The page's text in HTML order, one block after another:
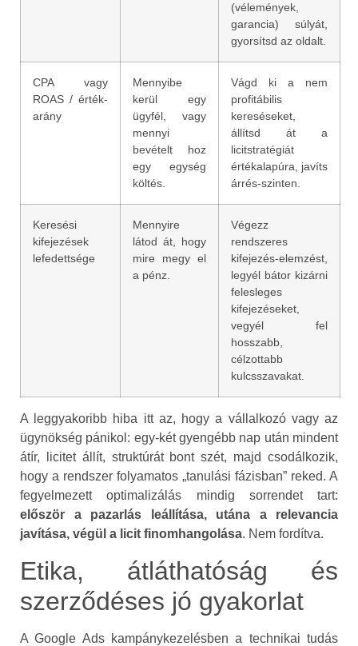
(vélemények,
garancia) súlyát,
gyorsítsd az oldalt.
CPA vagy
ROAS / érték-
arány
Mennyibe
kerül egy
ügyfél, vagy
mennyi
bevételt hoz
egy egység
költés.
Vágd ki a nem
profitábilis
kereséseket,
állítsd át a
licitstratégiát
értékalapúra, javíts
árrés-szinten.
Keresési
kifejezések
lefedettsége
Mennyire
látod át, hogy
mire megy el
a pénz.
Végezz
rendszeres
kifejezés-elemzést,
legyél bátor kizárni
felesleges
kifejezéseket,
vegyél fel
hosszabb,
célzottabb
kulcsszavakat.
A leggyakoribb hiba itt az, hogy a vállalkozó vagy az
ügynökség pánikol: egy-két gyengébb nap után mindent
átír, licitet állít, struktúrát bont szét, majd csodálkozik,
hogy a rendszer folyamatos „tanulási fázisban” reked. A
fegyelmezett optimalizálás mindig sorrendet tart:
először a pazarlás leállítása, utána a relevancia
javítása, végül a licit finomhangolása. Nem fordítva.
Etika, átláthatóság és
szerződéses jó gyakorlat
A Google Ads kampánykezelésben a technikai tudás